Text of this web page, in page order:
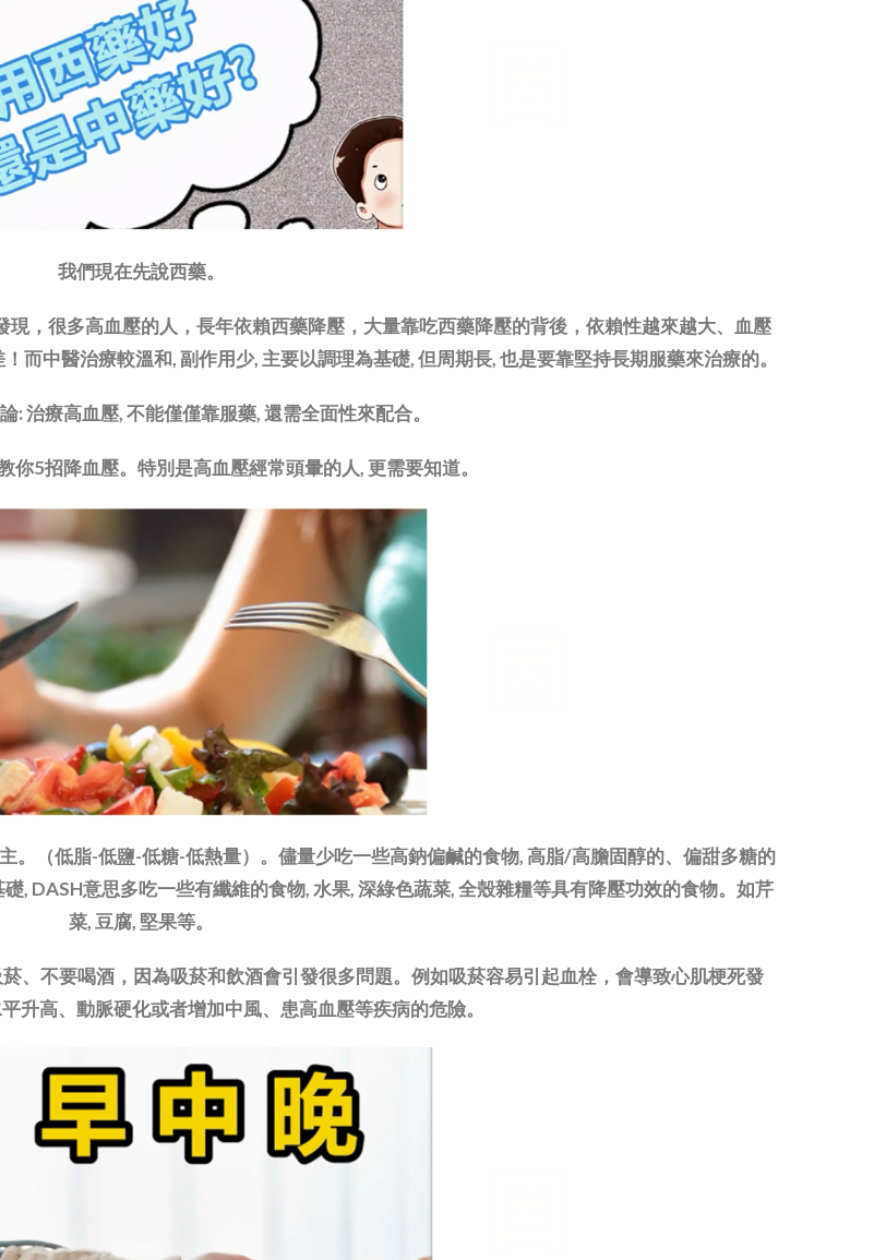
我們現在先說西藥。
，很多高血壓的人，長年依賴西藥降壓，大量靠吃西藥降壓的背後，依賴性越來越大、血壓
中醫治療較溫和, 副作用少, 主要以調理為基礎, 但周期長, 也是要靠堅持長期服藥來治療的。
: 治療高血壓, 不能僅僅靠服藥, 還需全面性來配合。
你5招降血壓。特別是高血壓經常頭暈的人, 更需要知道。
。（低脂-低鹽-低糖-低熱量）。儘量少吃一些高鈉偏鹹的食物, 高脂/高膽固醇的、偏甜多糖的
, DASH意思多吃一些有纖維的食物, 水果, 深綠色蔬菜, 全殼雜糧等具有降壓功效的食物。如芹
菜, 豆腐, 堅果等。
、不要喝酒，因為吸菸和飲酒會引發很多問題。例如吸菸容易引起血栓，會導致心肌梗死發
升高、動脈硬化或者增加中風、患高血壓等疾病的危險。